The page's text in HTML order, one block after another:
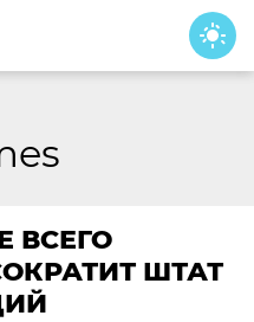
ВСЕГО
ШТАТ